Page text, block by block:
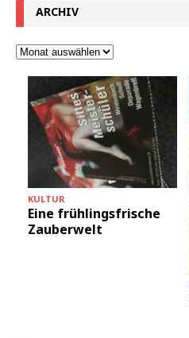
ARCHIV
KULTUR
Eine frühlingsfrische
Zauberwelt